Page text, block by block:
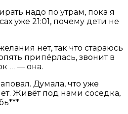
надо по утрам, пока я
уже 21:01, почему дети не
нет, так что стараюсь
припёрлась, звонит в
… — она.